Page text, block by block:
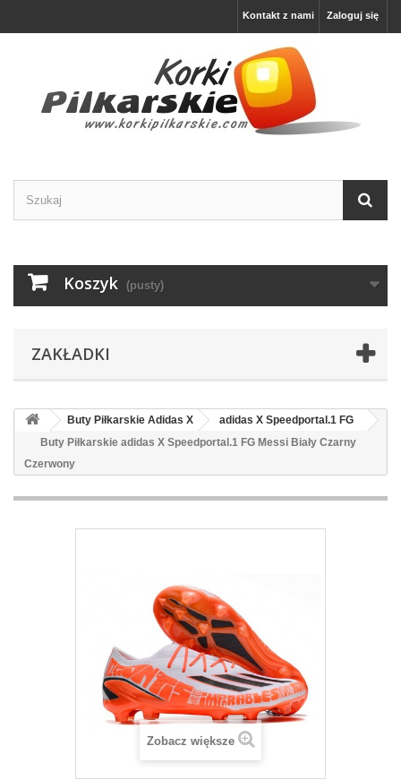
Zaloguj się
Kontakt z nami
Koszyk (pusty)
ZAKŁADKI
Buty Piłkarskie Adidas X
adidas X Speedportal.1 FG
Buty Piłkarskie adidas X Speedportal.1 FG Messi Biały Czarny
Czerwony
Zobacz większe